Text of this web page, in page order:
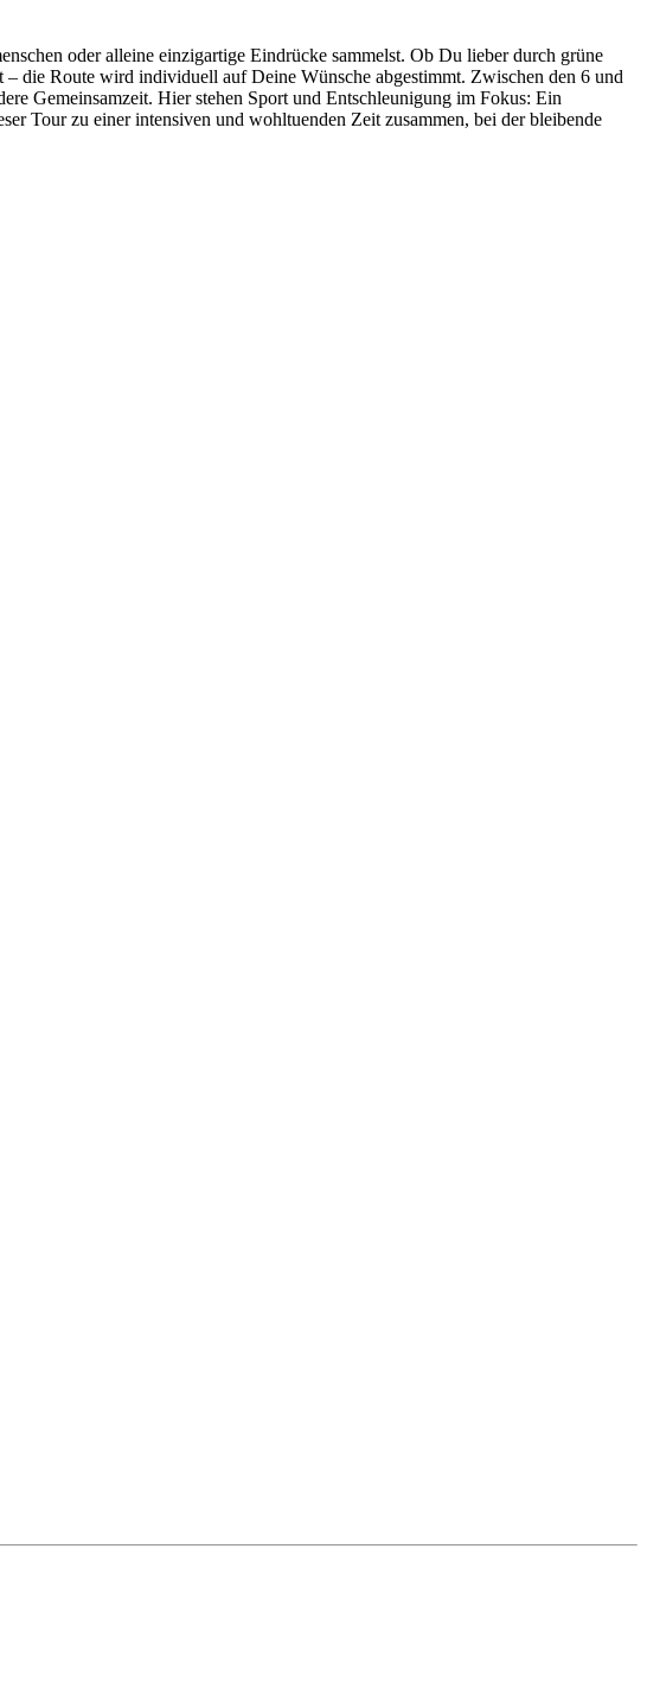
oder alleine einzigartige Eindrücke sammelst. Ob Du lieber durch grüne
die Route wird individuell auf Deine Wünsche abgestimmt. Zwischen den 6 und
Gemeinsamzeit. Hier stehen Sport und Entschleunigung im Fokus: Ein
Tour zu einer intensiven und wohltuenden Zeit zusammen, bei der bleibende